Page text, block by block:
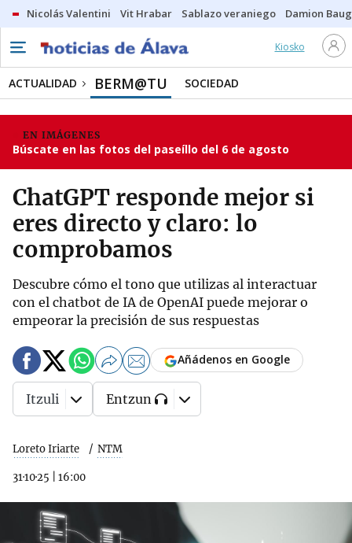
Nicolás Valentini Vit Hrabar Sablazo veraniego Damion
Kiosko
ACTUALIDAD BERM@TU SOCIEDAD
EN IMÁGENES
Búscate en las fotos del paseíllo del 6 de agosto
ChatGPT responde mejor si
eres directo y claro: lo
comprobamos
Descubre cómo el tono que utilizas al interactuar
con el chatbot de IA de OpenAI puede mejorar o
empeorar la precisión de sus respuestas
Loreto Iriarte NTM
31·10·25 16:00
Añádenos en Google
Itzuli Entzun